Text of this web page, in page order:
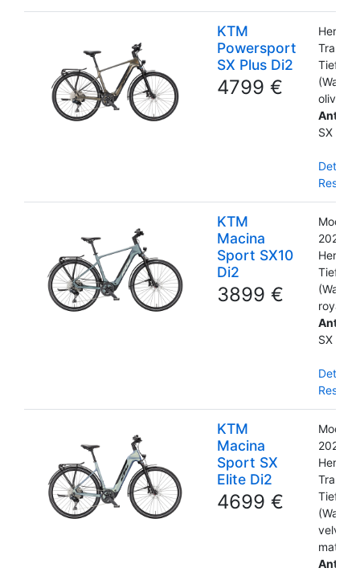
KTM
Powersport
SX Plus Di2
4799 €
(Wave)
olive
Antrieb
SX
Details
KTM
Macina
Sport SX10
Di2
3899 €
2026
(Wave)
royal
Antrieb
SX
Details
KTM
Macina
Sport SX
Elite Di2
4699 €
2026
(Wave)
velvet
matt
Antrieb